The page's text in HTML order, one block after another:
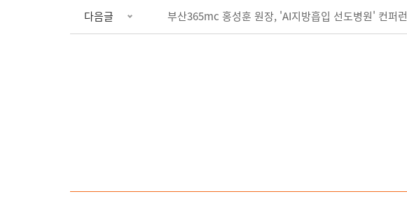
다음글 부산365mc 홍성훈 원장, 'AI지방흡입 선도병원' 컨퍼